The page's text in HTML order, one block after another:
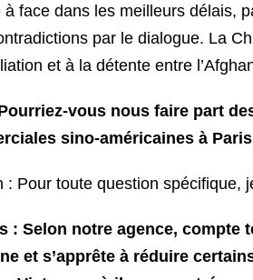
à face dans les meilleurs délais,
par le dialogue. La
et à la détente entre
vous nous faire part
sino-américaines à
: Pour toute question spécifique,
: Selon notre agence, compte
et s’apprête à réduire